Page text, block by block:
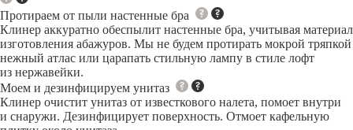
Протираем от пыли настенные бра
Клинер аккуратно обеспылит настенные бра, учитывая материал
изготовления абажуров. Мы не будем протирать мокрой тряпкой
нежный атлас или царапать стильную лампу в стиле лофт
из нержавейки.
Моем и дезинфицируем унитаз
Клинер очистит унитаз от известкового налета, помоет внутри
и снаружи. Дезинфицирует поверхность. Отмоет кафельную